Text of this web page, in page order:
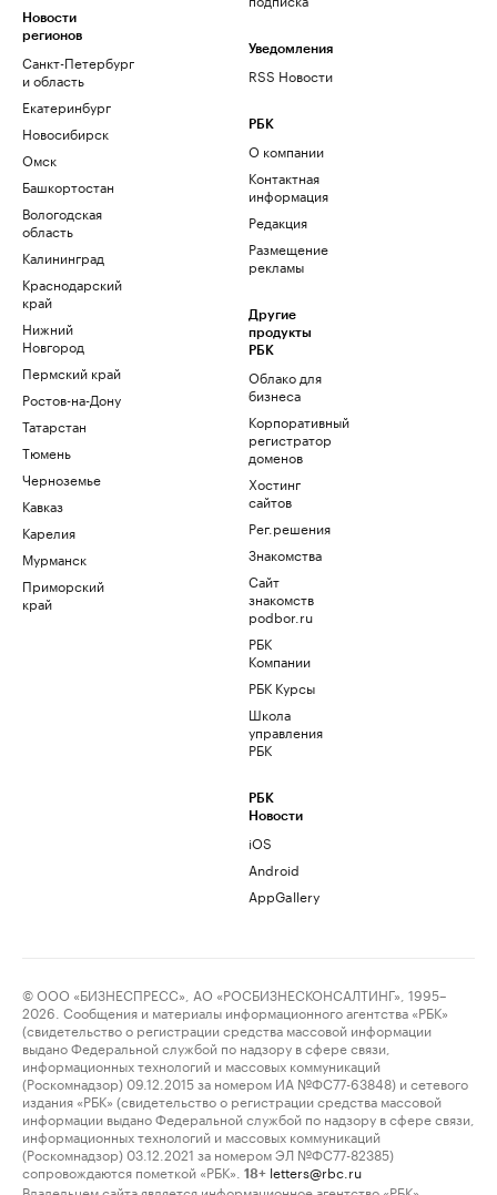
Новости
регионов
Санкт-Петербург
и область
Екатеринбург
Новосибирск
Омск
Башкортостан
Вологодская
область
Калининград
Краснодарский
край
Нижний
Новгород
Пермский край
Ростов-на-Дону
Татарстан
Тюмень
Черноземье
Кавказ
Карелия
Мурманск
Приморский
край
Уведомления
RSS Новости
РБК
О компании
Контактная
информация
Редакция
Размещение
рекламы
Другие
продукты
РБК
Облако для
бизнеса
Корпоративный
регистратор
доменов
Хостинг
сайтов
Рег.решения
Знакомства
Сайт
знакомств
podbor.ru
РБК
Компании
РБК Курсы
Школа
управления
РБК
РБК
Новости
iOS
Android
AppGallery
© ООО «БИЗНЕСПРЕСС», АО «РОСБИЗНЕСКОНСАЛТИНГ», 1995–
2026. Сообщения и материалы информационного агентства «РБК»
(свидетельство о регистрации средства массовой информации
выдано Федеральной службой по надзору в сфере связи,
информационных технологий и массовых коммуникаций
(Роскомнадзор) 09.12.2015 за номером ИА №ФС77-63848) и сетевого
издания «РБК» (свидетельство о регистрации средства массовой
информации выдано Федеральной службой по надзору в сфере связи,
информационных технологий и массовых коммуникаций
(Роскомнадзор) 03.12.2021 за номером ЭЛ №ФС77-82385)
сопровождаются пометкой «РБК».
18+ letters@rbc.ru